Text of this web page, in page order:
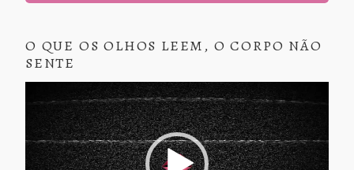
O QUE OS OLHOS LEEM, O CORPO NÃO
SENTE
de
vídeo